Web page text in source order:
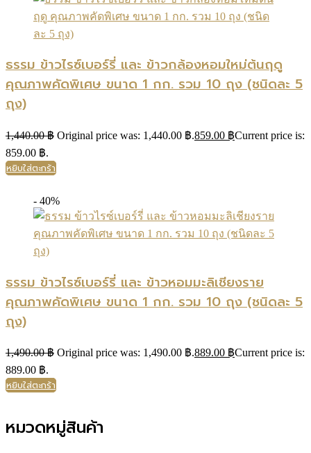
ธรรม ข้าวไรซ์เบอร์รี่ และ ข้าวกล้องหอมใหม่ต้นฤดู
คุณภาพคัดพิเศษ ขนาด 1 กก. รวม 10 ถุง (ชนิดละ 5
ถุง)
1,440.00฿ Original price was: 1,440.00 ฿.859.00 ฿Current price is:
859.00 ฿.
หยิบใส่ตะกร้า
- 40%
ธรรม ข้าวไรซ์เบอร์รี่ และ ข้าวหอมมะลิเชียงราย
คุณภาพคัดพิเศษ ขนาด 1 กก. รวม 10 ถุง (ชนิดละ 5
ถุง)
1,490.00฿ Original price was: 1,490.00 ฿.889.00 ฿Current price is:
889.00 ฿.
หยิบใส่ตะกร้า
หมวดหมู่สินค้า